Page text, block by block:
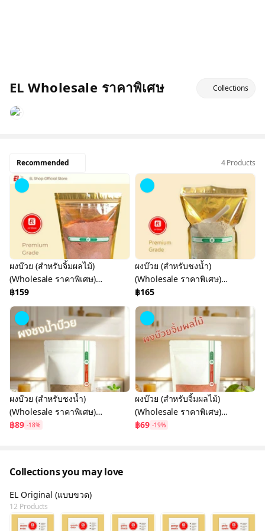
EL Wholesale ราคาพิเศษ Collections
Recommended 4 Products
ผงบ๊วย (สำหรับจิ้มผลไม้)
(Wholesale ราคาพิเศษ)
600 กรัม
฿159
ผงบ๊วย (สำหรับชงน้ำ)
(Wholesale ราคาพิเศษ)
600 กรัม
฿165
ผงบ๊วย (สำหรับชงน้ำ)
(Wholesale ราคาพิเศษ)
150 กรัม
฿89 -18%
ผงบ๊วย (สำหรับจิ้มผลไม้)
(Wholesale ราคาพิเศษ)
150 กรัม
฿69 -19%
Collections you may love
EL Original (แบบขวด)
12 Products